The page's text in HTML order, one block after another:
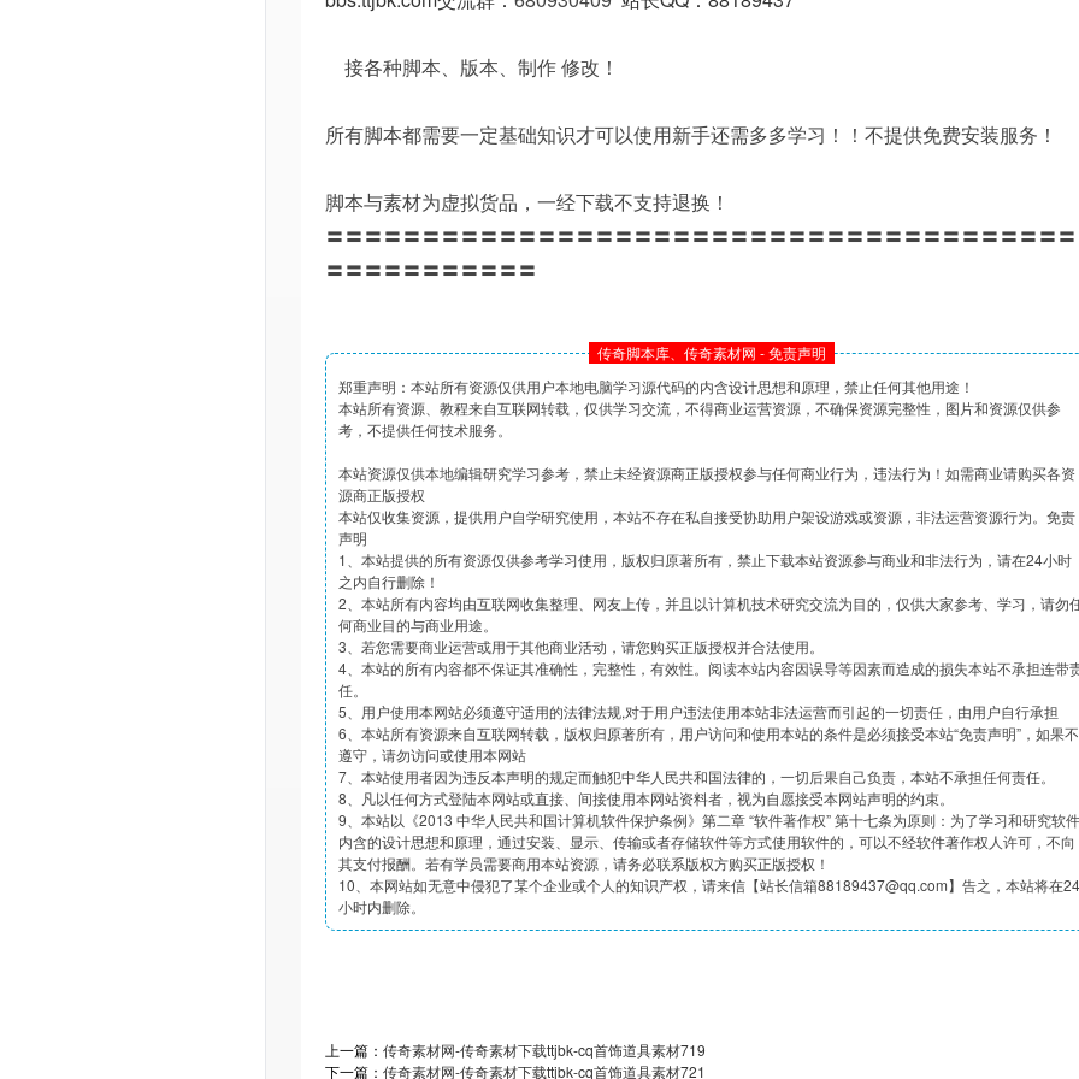
接各种脚本、版本、制作 修改！
所有脚本都需要一定基础知识才可以使用新手还需多多学习！！不提供免费安装服务！
脚本与素材为虚拟货品，一经下载不支持退换！
〓〓〓〓〓〓〓〓〓〓〓〓〓〓〓〓〓〓〓〓〓〓〓〓〓〓〓〓〓〓〓〓〓〓〓〓〓〓
〓〓〓〓〓〓〓〓〓〓〓
传奇脚本库、传奇素材网 - 免责声明
郑重声明：本站所有资源仅供用户本地电脑学习源代码的内含设计思想和原理，禁止任何其他用途！
本站所有资源、教程来自互联网转载，仅供学习交流，不得商业运营资源，不确保资源完整性，图片和资源仅供参
考，不提供任何技术服务。
本站资源仅供本地编辑研究学习参考，禁止未经资源商正版授权参与任何商业行为，违法行为！如需商业请购买各资
源商正版授权
本站仅收集资源，提供用户自学研究使用，本站不存在私自接受协助用户架设游戏或资源，非法运营资源行为。免责
声明
1、本站提供的所有资源仅供参考学习使用，版权归原著所有，禁止下载本站资源参与商业和非法行为，请在24小时
之内自行删除！
2、本站所有内容均由互联网收集整理、网友上传，并且以计算机技术研究交流为目的，仅供大家参考、学习，请勿
何商业目的与商业用途。
3、若您需要商业运营或用于其他商业活动，请您购买正版授权并合法使用。
4、本站的所有内容都不保证其准确性，完整性，有效性。阅读本站内容因误导等因素而造成的损失本站不承担连带
任。
5、用户使用本网站必须遵守适用的法律法规,对于用户违法使用本站非法运营而引起的一切责任，由用户自行承担
6、本站所有资源来自互联网转载，版权归原著所有，用户访问和使用本站的条件是必须接受本站“免责声明”，如果不
遵守，请勿访问或使用本网站
7、本站使用者因为违反本声明的规定而触犯中华人民共和国法律的，一切后果自己负责，本站不承担任何责任。
8、凡以任何方式登陆本网站或直接、间接使用本网站资料者，视为自愿接受本网站声明的约束。
9、本站以《2013 中华人民共和国计算机软件保护条例》第二章 “软件著作权” 第十七条为原则：为了学习和研究软件
内含的设计思想和原理，通过安装、显示、传输或者存储软件等方式使用软件的，可以不经软件著作权人许可，不向
其支付报酬。若有学员需要商用本站资源，请务必联系版权方购买正版授权！
10、本网站如无意中侵犯了某个企业或个人的知识产权，请来信【站长信箱88189437@qq.com】告之，本站将在24
小时内删除。
上一篇： 传奇素材网-传奇素材下载ttjbk-cq首饰道具素材719
下一篇： 传奇素材网-传奇素材下载ttjbk-cq首饰道具素材721